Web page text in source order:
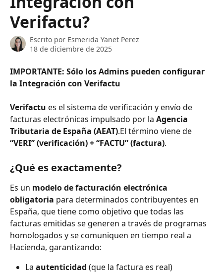
Verifactu?
Escrito por Esmerida Yanet Perez
18 de diciembre de 2025
IMPORTANTE: Sólo los Admins pueden configurar
la Integración con Verifactu
Verifactu es el sistema de verificación y envío de
facturas electrónicas impulsado por la Agencia
Tributaria de España (AEAT).El término viene de
“VERI” (verificación) + “FACTU” (factura).
¿Qué es exactamente?
Es un modelo de facturación electrónica
obligatoria para determinados contribuyentes en
España, que tiene como objetivo que todas las
facturas emitidas se generen a través de programas
homologados y se comuniquen en tiempo real a
Hacienda, garantizando:
La autenticidad (que la factura es real)